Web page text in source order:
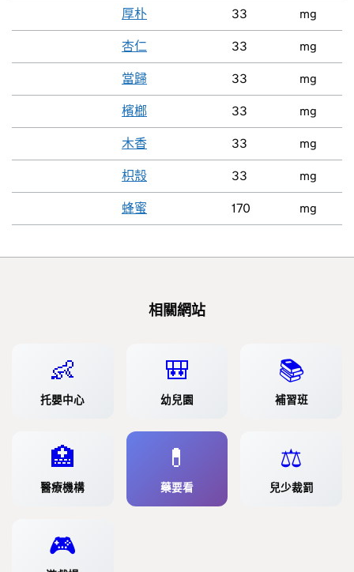
厚朴 33 mg
杏仁 33 mg
當歸 33 mg
檳榔 33 mg
木香 33 mg
枳殼 33 mg
蜂蜜 170 mg
相關網站
👶
托嬰中心
🎒
幼兒園
📚
補習班
🏥
醫療機構
💊
藥要看
⚖️
兒少裁罰
🎮